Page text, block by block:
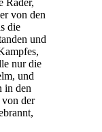
Räder,
von den
die
und
nur die
und
in den
der